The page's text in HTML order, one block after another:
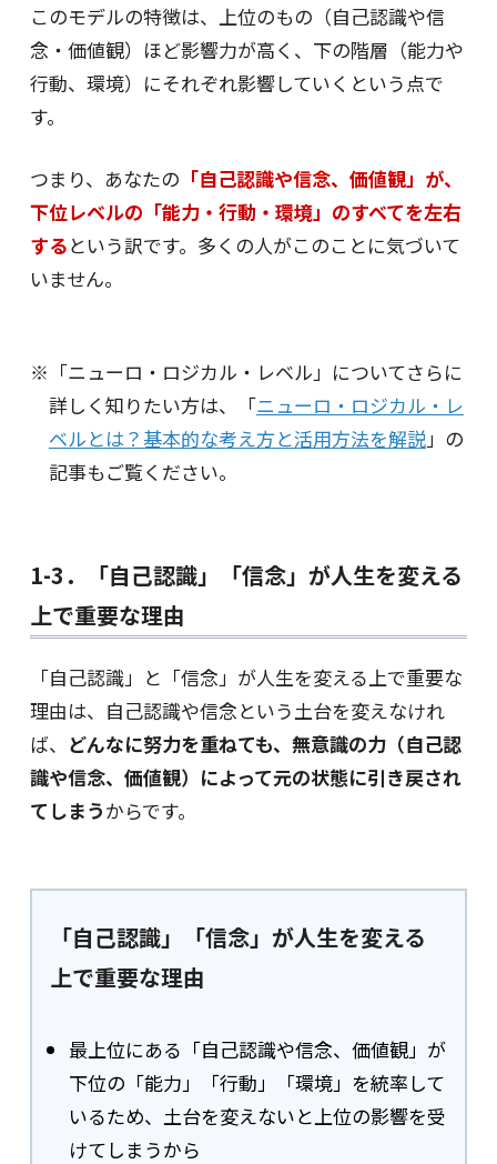
このモデルの特徴は、上位のもの（自己認識や信
念・価値観）ほど影響力が高く、下の階層（能力や
行動、環境）にそれぞれ影響していくという点で
す。
つまり、あなたの 「自己認識や信念、価値観」が、
下位レベルの「能力・行動・環境」のすべてを左右
するという訳です。多くの人がこのことに気づいて
いません。
「ニューロ・ロジカル・レベル」についてさらに
詳しく知りたい方は、「ニューロ・ロジカル・レ
ベルとは？基本的な考え方と活用方法を解説」の
記事もご覧ください。
1-3．「自己認識」「信念」が人生を変える
上で重要な理由
「自己認識」と「信念」が人生を変える上で重要な
理由は、自己認識や信念という土台を変えなけれ
ば、 どんなに努力を重ねても、無意識の力（自己認
識や信念、価値観）によって元の状態に引き戻され
てしまうからです。
「自己認識」「信念」が人生を変える
上で重要な理由
最上位にある「自己認識や信念、価値観」が
下位の「能力」「行動」「環境」を統率して
いるため、土台を変えないと上位の影響を受
けてしまうから